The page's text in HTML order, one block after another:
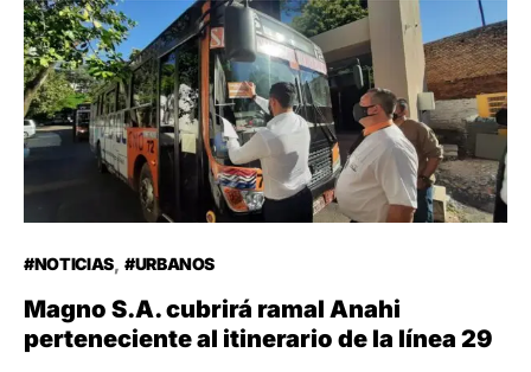
#NOTICIAS #URBANOS
Magno S.A. cubrirá ramal Anahi
perteneciente al itinerario de la línea 29